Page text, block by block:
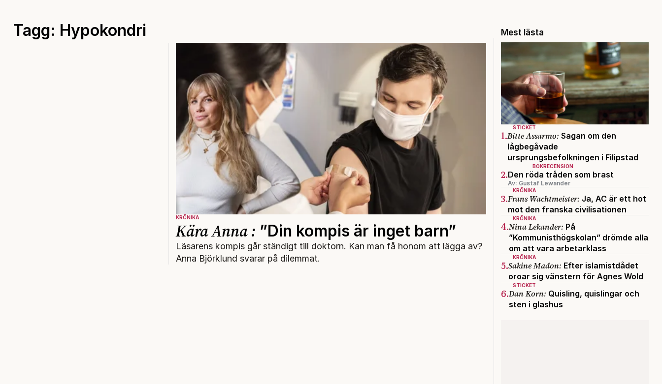
Tagg: Hypokondri
KRÖNIKA
Kära Anna : ”Din kompis är inget barn”
Läsarens kompis går ständigt till doktorn. Kan man få honom att lägga av?
Anna Björklund svarar på dilemmat.
Mest lästa
STICKET
1.Bitte Assarmo: Sagan om den
lågbegåvade
ursprungsbefolkningen i Filipstad
BOKRECENSION
2.Den röda tråden som brast
Av: Gustaf Lewander
KRÖNIKA
3.Frans Wachtmeister: Ja, AC är ett hot
mot den franska civilisationen
KRÖNIKA
4.Nina Lekander: På
”Kommunisthögskolan” drömde alla
om att vara arbetarklass
KRÖNIKA
5.Sakine Madon: Efter islamistdådet
oroar sig vänstern för Agnes Wold
STICKET
6.Dan Korn: Quisling, quislingar och
sten i glashus